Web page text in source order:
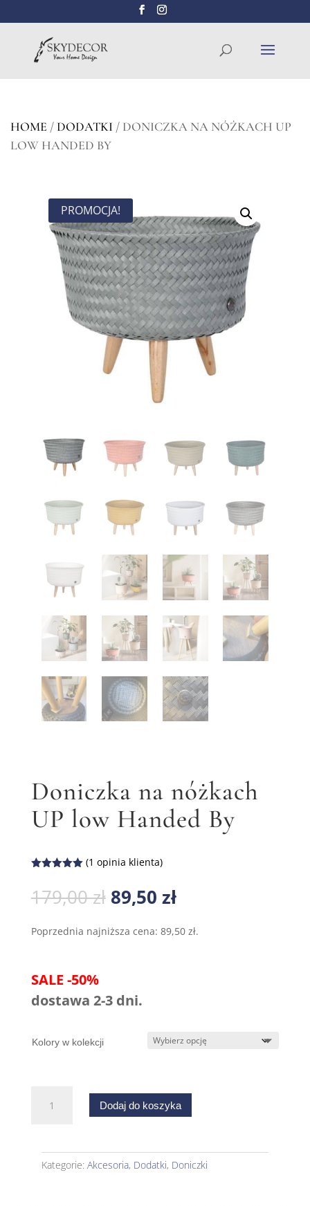
HOME /DODATKI / DONICZKA NA NÓŻKACH UP
LOW HANDED BY
PROMOCJA!
Doniczka na nóżkach
UP low Handed By
na
podstawie
(1 opinia klienta)
179,00zł Pierwotna
cena
wynosiła:
179,00 zł.
89,50 złAktualna
wynosi:
Poprzednia najniższa cena: 89,50 zł.
SALE -50%
dostawa 2-3 dni.
Kolory w kolekcji
Doniczka
Dodaj do koszyka
Kategorie: Akcesoria, Dodatki, Doniczki